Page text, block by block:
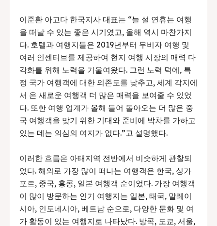
이준환 아고다 한국지사 대표는 “늘 설 연휴는 여행
을 떠날 수 있는 좋은 시기였고, 올해 역시 마찬가지
다. 호텔과 여행지들은 2019년부터 무비자 여행 및
여러 인센티브를 제공하여 현지 여행 시장의 매력 다
각화를 위해 노력을 기울여왔다. 그런 노력 덕에, 특
정 국가 여행객에 대한 의존도를 낮추고, 세계 각지에
서 온 새로운 여행객 더 많은 매력을 보여줄 수 있었
다. 또한 여행 업계가 올해 들어 돌아오는 더 많은 중
국 여행객을 맞기 위한 기대와 준비에 박차를 가하고
있는 데는 의심의 여지가 없다.”고 설명했다.
이러한 흐름은 아태지역 전반에서 비슷하게 관찰되
었다. 해외로 가장 많이 떠나는 여행객은 한국, 싱가
포르, 중국, 홍콩, 일본 여행객 순이었다. 가장 여행객
이 많이 방문하는 인기 여행지는 일본, 태국, 말레이
시아, 인도네시아, 베트남 순으로, 다양한 문화 및 여
가 활동이 있는 여행지로 나타났다. 방콕, 도쿄, 서울,